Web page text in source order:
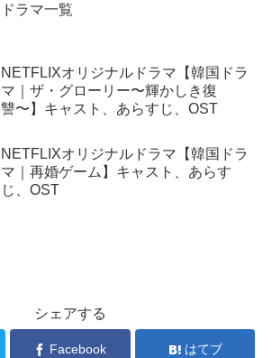
ドラマ一覧
NETFLIXオリジナルドラマ【韓国ドラ
マ｜ザ・グローリー〜輝かしき復
讐〜】キャスト、あらすじ、OST
NETFLIXオリジナルドラマ【韓国ドラ
マ｜再婚ゲーム】キャスト、あらす
じ、OST
シェアする
Facebook はてブ